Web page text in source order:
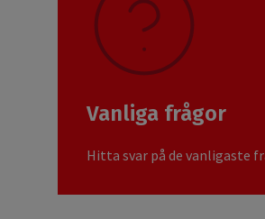
Vanliga frågor
Hitta svar på de vanligaste